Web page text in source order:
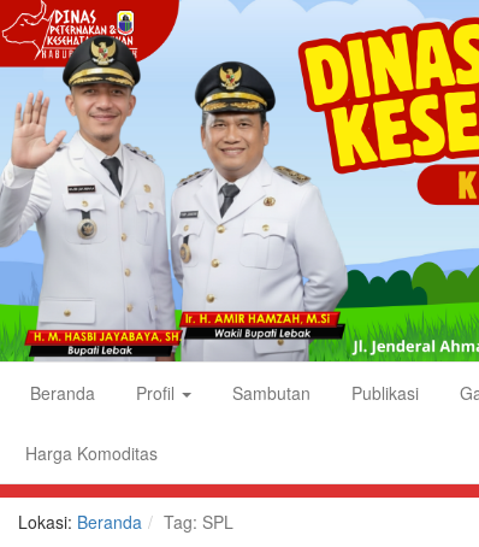
Dinas
dan
Hewan
Beranda Profil Sambutan Publikasi
Harga Komoditas
Lokasi: Beranda Tag: SPL